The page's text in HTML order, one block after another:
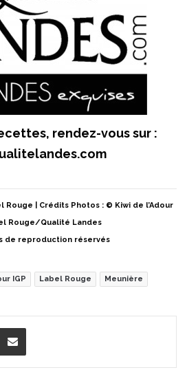
rendez-vous sur :
Rouge | Crédits Photos : © Kiwi de l’Adour
Rouge/Qualité Landes
de reproduction réservés
IGP Label Rouge Meunière